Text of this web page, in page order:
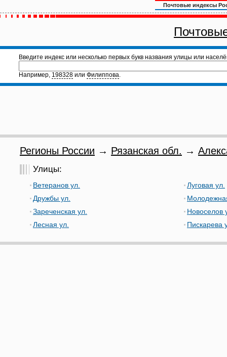
Почтовые индексы
Введите индекс или несколько первых букв названия улицы или
Например, 198328 или Филиппова.
Регионы России → Рязанская обл. →
Улицы:
Ветеранов ул.
Дружбы ул.
Зареченская ул.
Лесная ул.
Луговая ул.
Новоселов
Пискарева